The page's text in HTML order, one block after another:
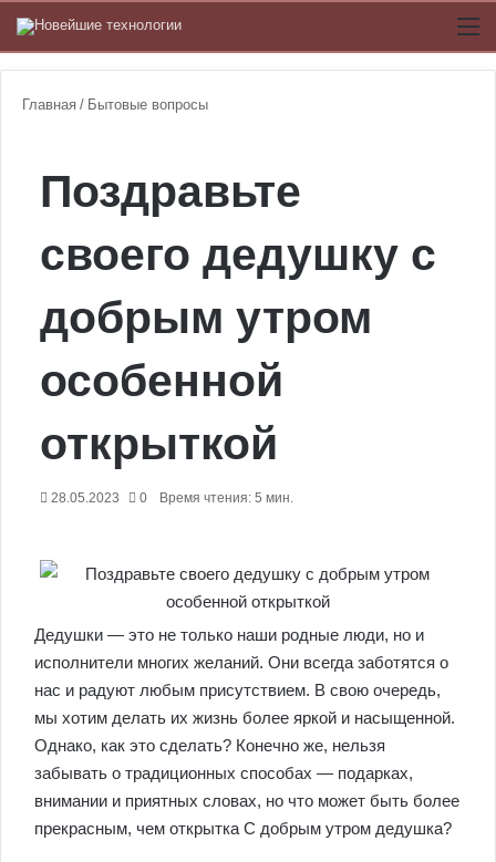
Главная / Бытовые вопросы
Поздравьте
своего дедушку с
добрым утром
особенной
открыткой
28.05.2023 0 Время чтения: 5 мин.
Дедушки — это не только наши родные люди, но и
исполнители многих желаний. Они всегда заботятся о
нас и радуют любым присутствием. В свою очередь,
мы хотим делать их жизнь более яркой и насыщенной.
Однако, как это сделать? Конечно же, нельзя
забывать о традиционных способах — подарках,
внимании и приятных словах, но что может быть более
прекрасным, чем открытка С добрым утром дедушка?